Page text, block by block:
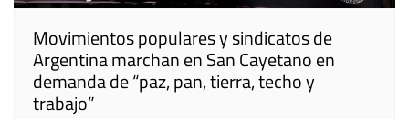
Movimientos populares y sindicatos de
Argentina marchan en San Cayetano en
demanda de “paz, pan, tierra, techo y
trabajo”